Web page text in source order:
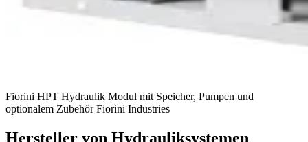
Fiorini HPT Hydraulik Modul mit Speicher, Pumpen und
optionalem ZubehörFiorini Industries
Hersteller von Hydrauliksystemen